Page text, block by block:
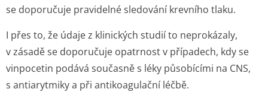
se doporučuje pravidelné sledování krevního tlaku.
I přes to, že údaje z klinických studií to neprokázaly,
v zásadě se doporučuje opatrnost v případech, kdy se
vinpocetin podává současně s léky působícími na CNS,
s antiarytmiky a při antikoagulační léč­bě.